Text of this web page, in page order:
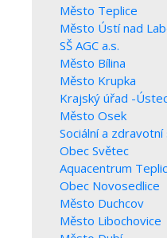
Město Teplice
Město Ústí nad
SŠ AGC a.s.
Město Bílina
Město Krupka
Krajský úřad -
Město Osek
Sociální a
Obec Světec
Aquacentrum
Obec Novosedlice
Město Duchcov
Město Libochovice